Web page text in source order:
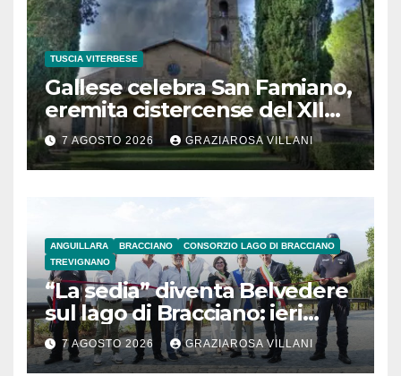
TUSCIA VITERBESE
Gallese celebra San Famiano,
eremita cistercense del XII
secolo
7 AGOSTO 2026 GRAZIAROSA VILLANI
ANGUILLARA BRACCIANO
CONSORZIO LAGO DI BRACCIANO
TREVIGNANO
“La sedia” diventa Belvedere
sul lago di Bracciano: ieri
l’inaugurazione
7 AGOSTO 2026 GRAZIAROSA VILLANI